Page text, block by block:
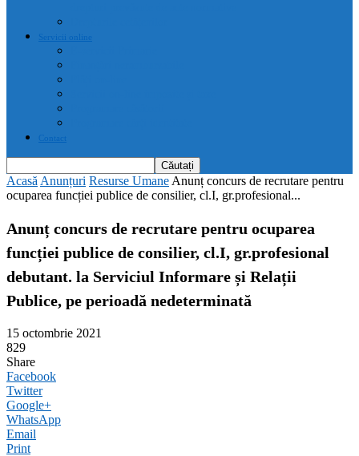
Servicii online
Contact
AcasăAnunțuri Resurse UmaneAnunț concurs de recrutare pentru
ocuparea funcției publice de consilier, cl.I, gr.profesional...
Anunț concurs de recrutare pentru ocuparea
funcției publice de consilier, cl.I, gr.profesional
debutant. la Serviciul Informare și Relații
Publice, pe perioadă nedeterminată
15 octombrie 2021
829
Share
Facebook
Twitter
Google+
WhatsApp
Email
Print